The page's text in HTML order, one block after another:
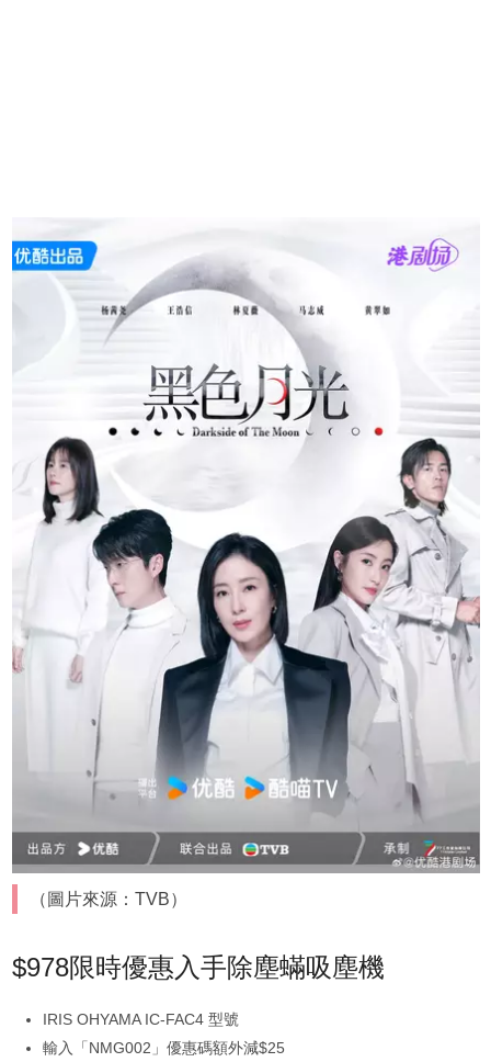
（圖片來源：TVB）
$978限時優惠入手除塵蟎吸塵機
IRIS OHYAMA IC-FAC4 型號
輸入「NMG002」優惠碼額外減$25